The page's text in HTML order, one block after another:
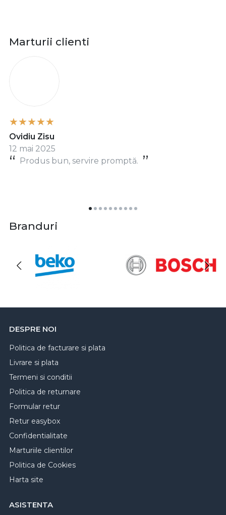
Marturii clienti
Produs bun, servire promptă.
Ovidiu Zisu
12 mai 2025
Branduri
DESPRE NOI
Politica de facturare si plata
Livrare si plata
Termeni si conditii
Politica de returnare
Formular retur
Retur easybox
Confidentialitate
Marturiile clientilor
Politica de Cookies
Harta site
ASISTENTA